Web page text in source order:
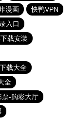
漫画
快鸭VPN
入口
载安装
载大全
全
票-购彩大厅